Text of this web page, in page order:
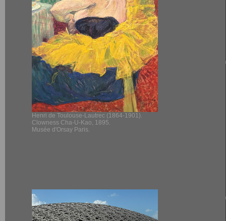
Henri de Toulouse-Lautrec (1864-1901).
Clowness Cha-U-Kao, 1895.
Musée d'Orsay Paris.